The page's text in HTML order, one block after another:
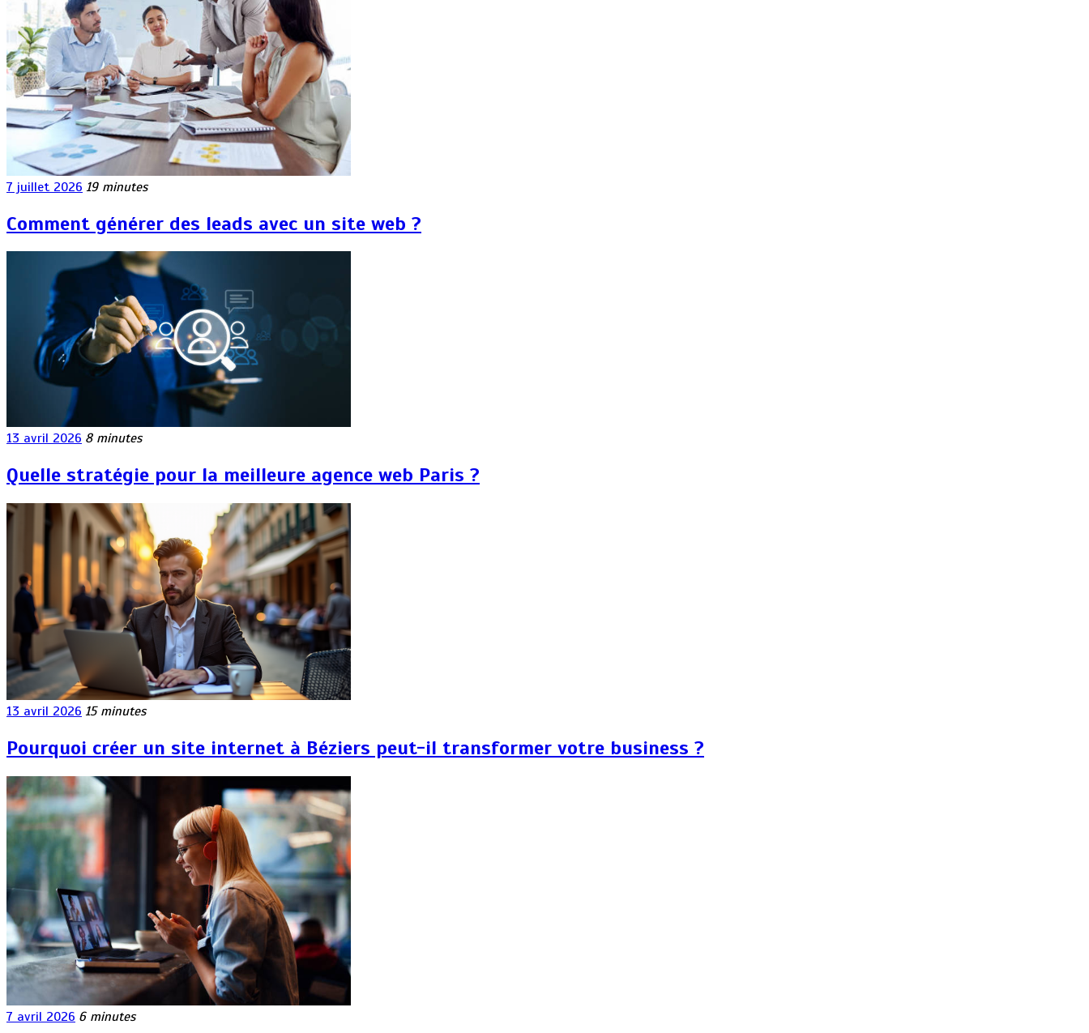
7 juillet 2026 19 minutes
Comment générer des leads avec un site web ?
13 avril 2026 8 minutes
Quelle stratégie pour la meilleure agence web Paris ?
13 avril 2026 15 minutes
Pourquoi créer un site internet à Béziers peut-il transformer votre business ?
7 avril 2026 6 minutes